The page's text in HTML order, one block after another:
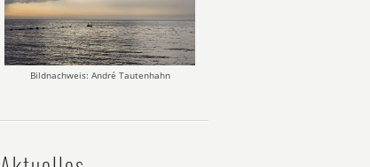
Bildnachweis: André Tautenhahn